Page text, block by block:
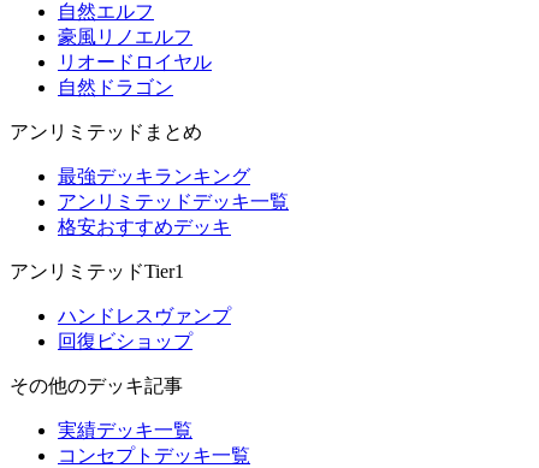
自然エルフ
豪風リノエルフ
リオードロイヤル
自然ドラゴン
アンリミテッドまとめ
最強デッキランキング
アンリミテッドデッキ一覧
格安おすすめデッキ
アンリミテッドTier1
ハンドレスヴァンプ
回復ビショップ
その他のデッキ記事
実績デッキ一覧
コンセプトデッキ一覧